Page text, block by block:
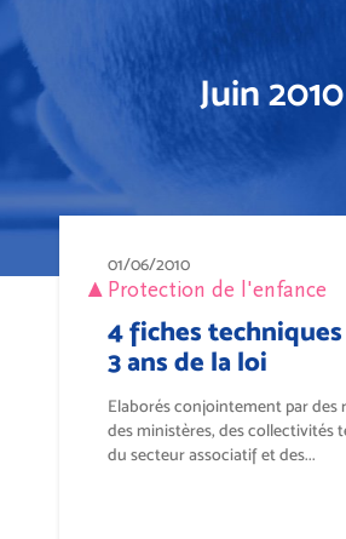
Juin 2010
01/06/2010
Protection de l'enfance
4 fiches
3 ans de la loi
Elaborés conjointement par des
des ministères, des collectivités
du secteur associatif et des...